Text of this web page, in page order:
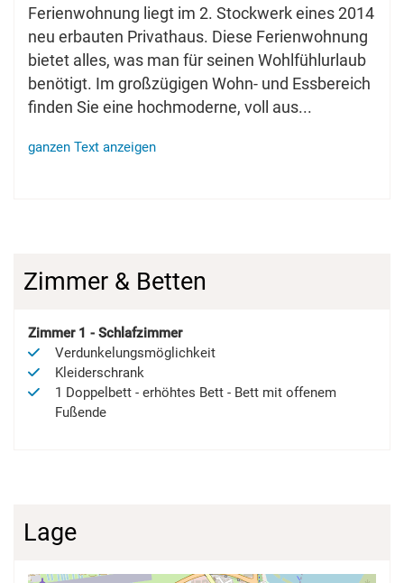
Ferienwohnung liegt im 2. Stockwerk eines 2014
neu erbauten Privathaus. Diese Ferienwohnung
bietet alles, was man für seinen Wohlfühlurlaub
benötigt. Im großzügigen Wohn- und Essbereich
finden Sie eine hochmoderne, voll aus...
ganzen Text anzeigen
Zimmer & Betten
Zimmer 1 - Schlafzimmer
Verdunkelungsmöglichkeit
Kleiderschrank
1 Doppelbett - erhöhtes Bett - Bett mit offenem
Fußende
Lage